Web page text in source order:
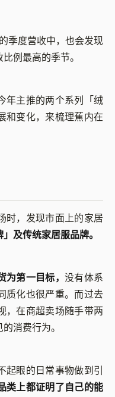
季度营收中，也会发现
例最高的季节。
年主推的两个系列「绒
和变化，来梳理蕉内在
时，发现市面上的家居
」及传统家居服品牌。
为第一目标， 没有体系
质化也很严重。而过去
，在商超卖场随手带两
消费行为。
眼的日常事物做到引
类上都证明了自己的能